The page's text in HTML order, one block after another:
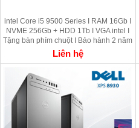
intel Core i5 9500 Series I RAM 16Gb I
NVME 256Gb + HDD 1Tb I VGA intel I
Tặng bàn phím chuột I Bảo hành 2 năm
- CÓ WIFI
Liên hệ